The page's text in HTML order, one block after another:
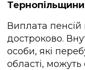
Виплата пенсій
достроково.
особи, які
області,